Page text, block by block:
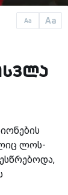
Aa Aa
ლოს-